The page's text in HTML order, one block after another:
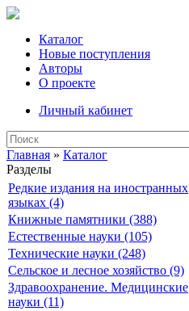
Каталог
Новые поступления
Авторы
О проекте
Личный кабинет
Главная » Каталог
Разделы
Редкие издания на иностранных
языках (4)
Книжные памятники (388)
Естественные науки (105)
Технические науки (248)
Сельское и лесное хозяйство (9)
Здравоохранение. Медицинские
науки (11)